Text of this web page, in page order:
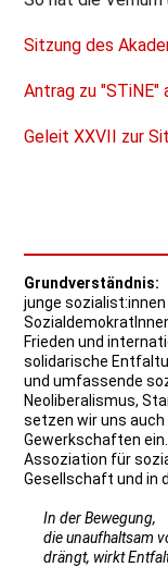
Sitzung des
Antrag zu "STiNE"
Geleit XXVII zur
Grundverständnis:
junge
Frieden und
solidarische
und umfassende
Neoliberalismus,
setzen wir uns
Gewerkschaften
Assoziation für
Gesellschaft und in
In der Bewegung,
die unaufhaltsam
drängt, wirkt